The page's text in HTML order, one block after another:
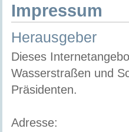
Impressum
Herausgeber
Dieses
Wasserstraßen und
Präsidenten.
Adresse: